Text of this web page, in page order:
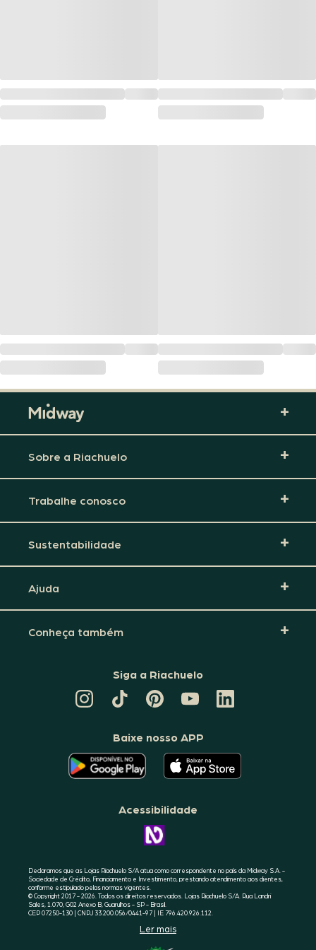
Sobre a Riachuelo
Trabalhe conosco
Sustentabilidade
Ajuda
Conheça também
Siga a Riachuelo
TIKTOK
DA
PINTEREST
DA
CANAL
DA
RIACHUELO
LINKEDIN
DA
Baixe nosso APP
O
APLICATIVO
DA
RIACHUELO
GOOGLE
O
APLICATIVO
DA
RIACHUELO
Acessibilidade
CONHEÇA
A
Declaramos que as Lojas Riachuelo S/A atua como correspondente no país da Midway S.A. -
Sociedade de Crédito, Financiamento e Investimento, prestando atendimento aos clientes,
conforme estipulado pelas normas vigentes.
© Copyright 2017 - 2026. Todos os direitos reservados. Lojas Riachuelo S/A. Rua Landri
Sales, 1.070, G02 Anexo B, Guarulhos - SP - Brasil.
CEP 07250-130 | CNPJ 33.200.056/0441-97 | IE 796.420.926.112.
Ler mais